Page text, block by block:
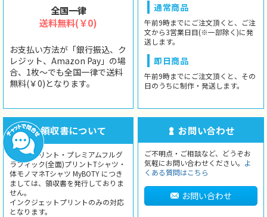
全国一律
送料無料(￥0)
お支払い方法が「銀行振込、ク
レジット、Amazon Pay」の場
合、1枚〜でも全国一律で送料
無料(￥0)となります。
通常商品
午前9時までにご注文頂くと、ご注
文から3営業日目(※一部除く)に発
送します。
即日商品
午前9時までにご注文頂くと、その
日のうちに制作・発送します。
領収書について
シルクプリント・プレミアムフルグ
ラフィック(全面)プリントTシャツ・
体モノマネTシャツ MyBOTY につき
ましては、領収書を発行しておりま
せん。
インクジェットプリントのみの対応
となります。
お問い合わせ
ご不明点・ご相談など、どうぞお
気軽にお問い合わせください。 よ
くある質問はこちら
お問い合わせ